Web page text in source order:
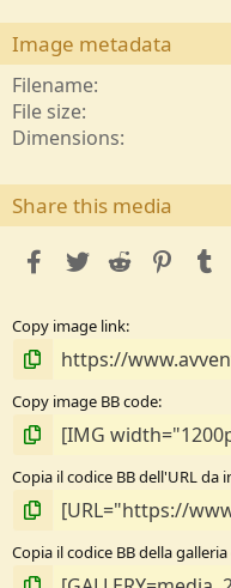
Image metadata
Filename
File size
Dimensions
Share this media
facebookTwitterReddit
Copy image link
Copy image BB code
Copia il codice BB dell'URL
Copia il codice BB della